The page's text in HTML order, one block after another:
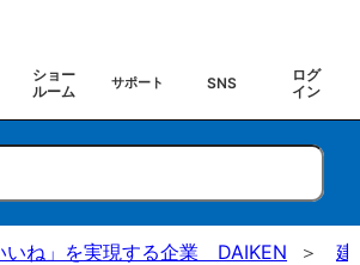
ショー
ルーム
サポート SNS
ログ
イン
いね」を実現する企業 DAIKEN 建